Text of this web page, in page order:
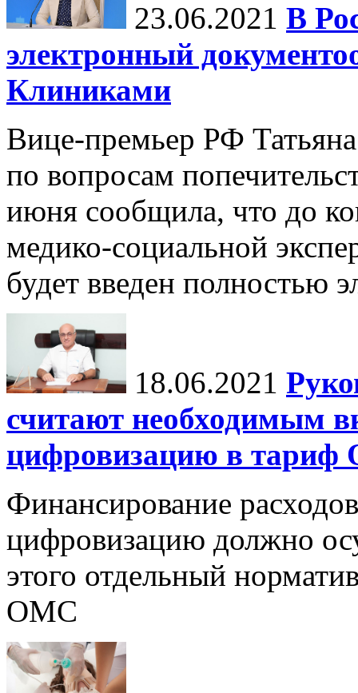
23.06.2021 В
электронный
Клиниками
Вице-премьер РФ Татьяна
по вопросам
июня сообщила, что до
медико-социальной
будет введен полностью
18.06.2021
считают необходимым
цифровизацию в
Финансирование
цифровизацию должно
этого отдельный
ОМС